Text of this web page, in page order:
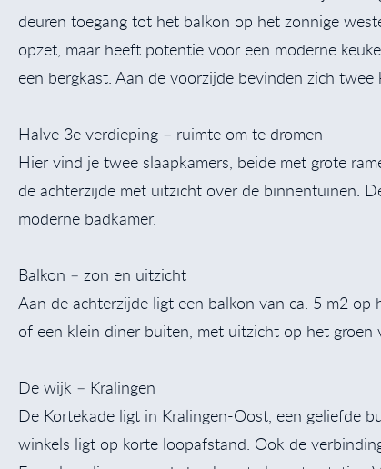
deuren toegang tot het balkon op het zonnige
opzet, maar heeft potentie voor een moderne
een bergkast. Aan de voorzijde bevinden zich twee
Halve 3e verdieping – ruimte om te dromen
Hier vind je twee slaapkamers, beide met grote
de achterzijde met uitzicht over de binnentuinen.
moderne badkamer.
Balkon – zon en uitzicht
Aan de achterzijde ligt een balkon van ca. 5 m2
of een klein diner buiten, met uitzicht op het groen
De wijk – Kralingen
De Kortekade ligt in Kralingen-Oost, een geliefde
winkels ligt op korte loopafstand. Ook de